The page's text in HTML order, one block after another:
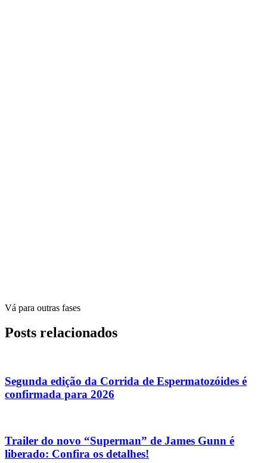
Vá para outras fases
Posts relacionados
Segunda edição da Corrida de Espermatozóides é
confirmada para 2026
Trailer do novo “Superman” de James Gunn é
liberado: Confira os detalhes!